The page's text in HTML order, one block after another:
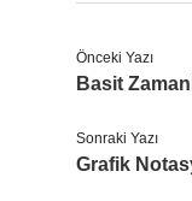
Önceki Yazı
Basit
Sonraki Yazı
Grafik